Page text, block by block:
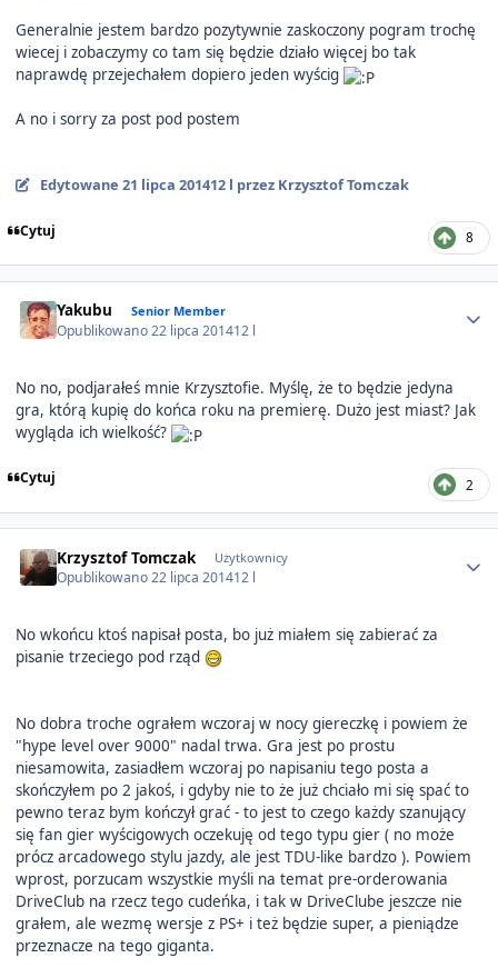
Generalnie jestem bardzo pozytywnie zaskoczony pogram trochę
wiecej i zobaczymy co tam się będzie działo więcej bo tak
naprawdę przejechałem dopiero jeden wyścig
A no i sorry za post pod postem
Edytowane 21 lipca 201412 l przez Krzysztof Tomczak
Cytuj 8
Yakubu Senior Member
Opublikowano22 lipca 201412 l
No no, podjarałeś mnie Krzysztofie. Myślę, że to będzie jedyna
gra, którą kupię do końca roku na premierę. Dużo jest miast? Jak
wygląda ich wielkość?
Cytuj 2
Krzysztof Tomczak Użytkownicy
Opublikowano22 lipca 201412 l
No wkońcu ktoś napisał posta, bo już miałem się zabierać za
pisanie trzeciego pod rząd
No dobra troche ograłem wczoraj w nocy giereczkę i powiem że
"hype level over 9000" nadal trwa. Gra jest po prostu
niesamowita, zasiadłem wczoraj po napisaniu tego posta a
skończyłem po 2 jakoś, i gdyby nie to że już chciało mi się spać to
pewno teraz bym kończył grać - to jest to czego każdy szanujący
się fan gier wyścigowych oczekuję od tego typu gier ( no może
prócz arcadowego stylu jazdy, ale jest TDU-like bardzo ). Powiem
wprost, porzucam wszystkie myśli na temat pre-orderowania
DriveClub na rzecz tego cudeńka, i tak w DriveClube jeszcze nie
grałem, ale wezmę wersje z PS+ i też będzie super, a pieniądze
przeznacze na tego giganta.